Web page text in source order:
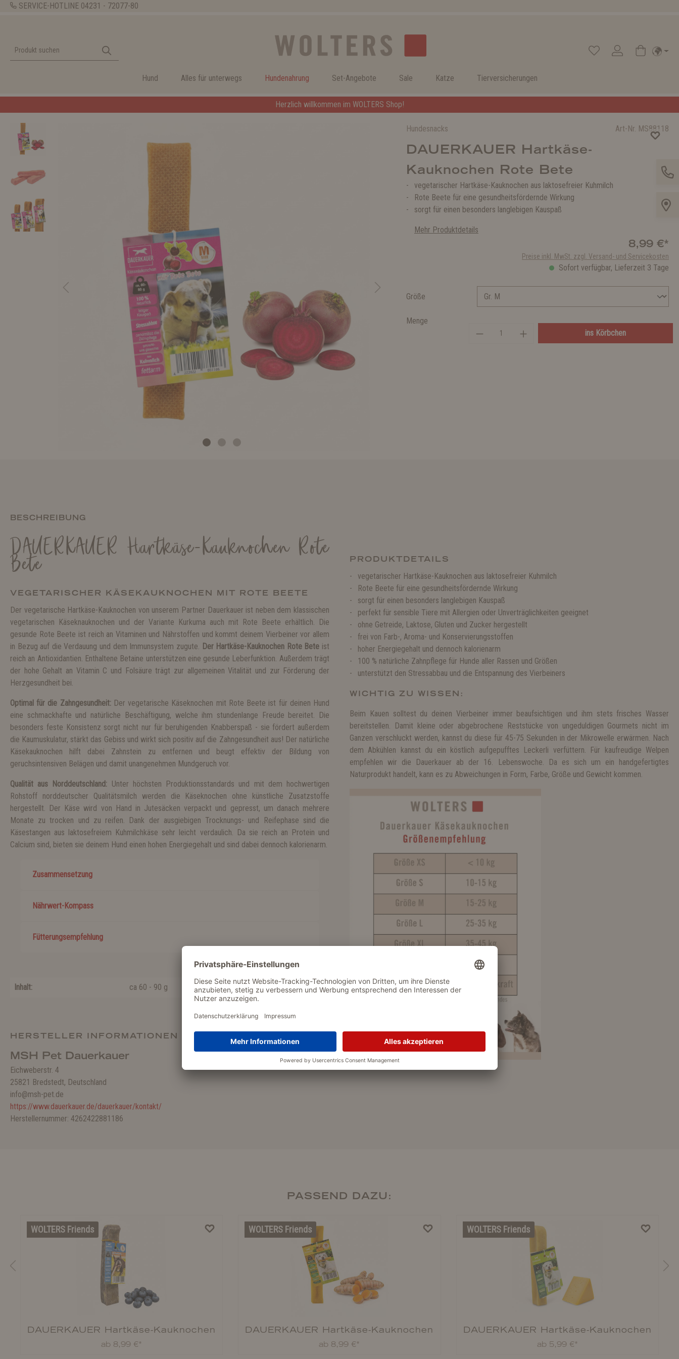
SERVICE-HOTLINE 04231 - 72077-80
Hund Alles für unterwegs Hundenahrung Set-Angebote Sale Katze Tierversicherungen
Herzlich willkommen im WOLTERS Shop!
Hundesnacks Art-Nr. MS88118
DAUERKAUER Hartkäse-
Kauknochen Rote Bete
vegetarischer Hartkäse-Kauknochen aus laktosefreier Kuhmilch
Rote Beete für eine gesundheitsfördernde Wirkung
sorgt für einen besonders langlebigen Kauspaß
Mehr Produktdetails
8,99 €*
Preise inkl. MwSt. zzgl. Versand- und Servicekosten
Sofort verfügbar, Lieferzeit 3 Tage
Größe
Menge
ins Körbchen
BESCHREIBUNG
DAUERKAUER Hartkäse-Kauknochen Rote
Bete
VEGETARISCHER KÄSEKAUKNOCHEN MIT ROTE BEETE
Der vegetarische Hartkäse-Kauknochen von unserem Partner Dauerkauer ist neben dem klassischen
vegetarischen Käseknauknochen und der Variante Kurkuma auch mit Rote Beete erhältlich. Die
gesunde Rote Beete ist reich an Vitaminen und Nährstoffen und kommt deinem Vierbeiner vor allem
in Bezug auf die Verdauung und dem Immunsystem zugute. Der Hartkäse-Kauknochen Rote Bete ist
reich an Antioxidantien. Enthaltene Betaine unterstützen eine gesunde Leberfunktion. Außerdem trägt
der hohe Gehalt an Vitamin C und Folsäure trägt zur allgemeinen Vitalität und zur Förderung der
Herzgesundheit bei.
Optimal für die Zahngesundheit:Der vegetarische Käseknochen mit Rote Beete ist für deinen Hund
eine schmackhafte und natürliche Beschäftigung, welche ihm stundenlange Freude bereitet. Die
besonders feste Konsistenz sorgt nicht nur für beruhigenden Knabberspaß - sie fördert außerdem
die Kaumuskulatur, stärkt das Gebiss und wirkt sich positiv auf die Zahngesundheit aus! Der natürliche
Käsekauknochen hilft dabei Zahnstein zu entfernen und beugt effektiv der Bildung von
geruchsintensiven Belägen und damit unangenehmen Mundgeruch vor.
Qualität aus Norddeutschland: Unter höchsten Produktionsstandards und mit dem hochwertigen
Rohstoff norddeutscher Qualitätsmilch werden die Käseknochen ohne künstliche Zusatzstoffe
hergestellt. Der Käse wird von Hand in Jutesäcken verpackt und gepresst, um danach mehrere
Monate zu trocken und zu reifen. Dank der ausgiebigen Trocknungs- und Reifephase sind die
Käsestangen aus laktosefreiem Kuhmilchkäse sehr leicht verdaulich. Da sie reich an Protein und
Calcium sind, bieten sie deinem Hund einen hohen Energiegehalt und sind dabei dennoch kalorienarm.
Zusammensetzung
Nährwert-Kompass
Fütterungsempfehlung
Inhalt: ca 60 - 90 g
HERSTELLER INFORMATIONEN
MSH Pet Dauerkauer
Eichweberstr. 4
25821 Bredstedt, Deutschland
info@msh-pet.de
https://www.dauerkauer.de/dauerkauer/kontakt/
Herstellernummer: 4262422881186
PRODUKTDETAILS
vegetarischer Hartkäse-Kauknochen aus laktosefreier Kuhmilch
Rote Beete für eine gesundheitsfördernde Wirkung
sorgt für einen besonders langlebigen Kauspaß
perfekt für sensible Tiere mit Allergien oder Unverträglichkeiten geeignet
ohne Getreide, Laktose, Gluten und Zucker hergestellt
frei von Farb-, Aroma- und Konservierungsstoffen
hoher Energiegehalt und dennoch kalorienarm
100 % natürliche Zahnpflege für Hunde aller Rassen und Größen
unterstützt den Stressabbau und die Entspannung des Vierbeiners
WICHTIG ZU WISSEN:
Beim Kauen solltest du deinen Vierbeiner immer beaufsichtigen und ihm stets frisches Wasser
bereitstellen. Damit kleine oder abgebrochene Reststücke von ungeduldigen Gourmets nicht im
Ganzen verschluckt werden, kannst du diese für 45-75 Sekunden in der Mikrowelle erwärmen. Nach
dem Abkühlen kannst du ein köstlich aufgepufftes Leckerli verfüttern. Für kaufreudige Welpen
empfehlen wir die Dauerkauer ab der 16. Lebenswoche. Da es sich um ein handgefertigtes
Naturprodukt handelt, kann es zu Abweichungen in Form, Farbe, Größe und Gewicht kommen.
PASSEND DAZU:
WOLTERS Friends
DAUERKAUER Hartkäse-Kauknochen
Blaubeere
ab 8,99 €*
WOLTERS Friends
DAUERKAUER Hartkäse-Kauknochen
Kurkuma
ab 8,99 €*
WOLTERS Friends
DAUERKAUER Hartkäse-Kauknochen
ab 5,99 €*